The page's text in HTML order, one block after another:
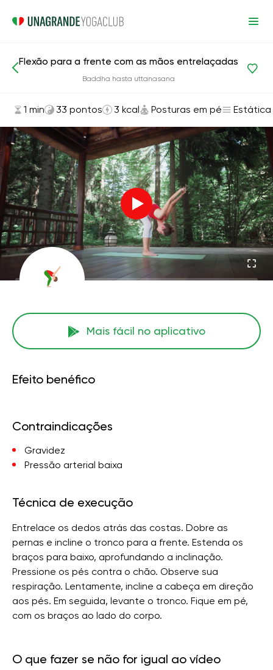
Asanas e exercícios Posturas em pé
Flexão para a frente com as mãos entrelaçadas
Baddha hasta uttanasana
1 min 33 pontos 3 kcal Posturas em pé Estática
Mais fácil no aplicativo
Efeito benéfico
Contraindicações
Gravidez
Pressão arterial baixa
Técnica de execução
Entrelace os dedos atrás das costas. Dobre as
pernas e incline o tronco para a frente. Estenda os
braços para baixo, aprofundando a inclinação.
Pressione os pés contra o chão. Observe sua
respiração. Lentamente, incline a cabeça em direção
aos pés. Em seguida, levante o tronco. Fique em pé,
com os braços ao lado do corpo.
O que fazer se não for igual ao vídeo